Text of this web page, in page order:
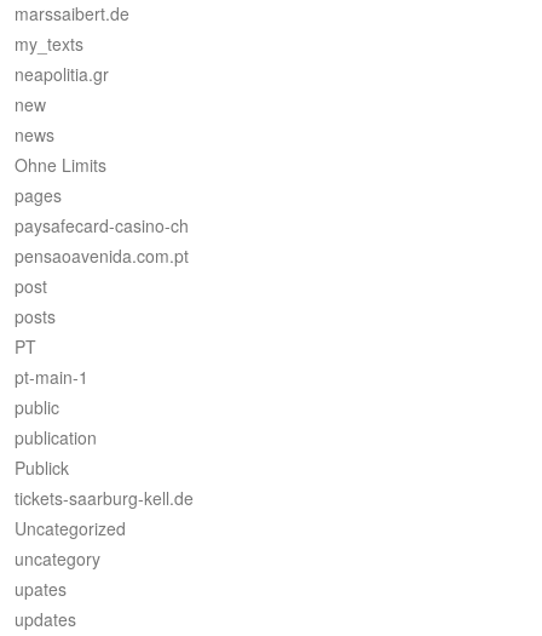
marssaibert.de
my_texts
neapolitia.gr
new
news
Ohne Limits
pages
paysafecard-casino-ch
pensaoavenida.com.pt
post
posts
PT
pt-main-1
public
publication
Publick
tickets-saarburg-kell.de
Uncategorized
uncategory
upates
updates